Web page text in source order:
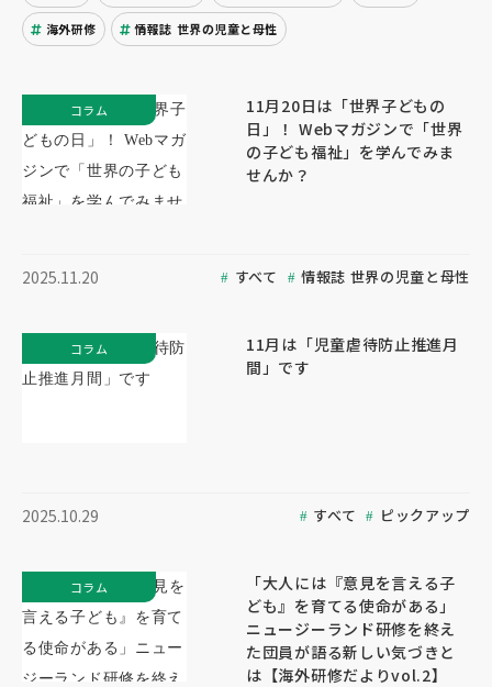
海外研修 情報誌 世界の児童と母性
11月20日は「世界子どもの
日」！ Webマガジンで「世界
の子ども福祉」を学んでみま
せんか？
2025.11.20 すべて 情報誌 世界の児童と母性
コラム
11月は「児童虐待防止推進月
間」です
2025.10.29 すべて ピックアップ
コラム
「大人には『意見を言える子
ども』を育てる使命がある」
ニュージーランド研修を終え
た団員が語る新しい気づきと
は【海外研修だよりvol.2】
コラム